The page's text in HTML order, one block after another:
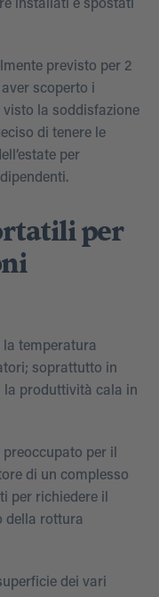
installati e spostati
previsto per 2
scoperto i
la soddisfazione
di tenere le
per
per
temperatura
soprattutto in
la produttività cala in
per il
di un complesso
per richiedere il
della rottura
dei vari